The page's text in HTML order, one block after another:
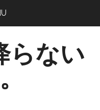
らない